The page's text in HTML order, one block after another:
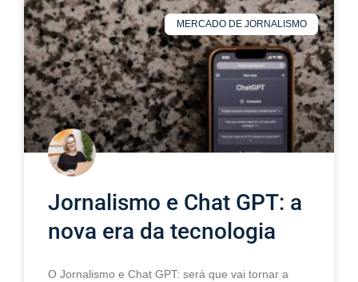
MERCADO DE JORNALISMO
Jornalismo e Chat GPT: a
nova era da tecnologia
O Jornalismo e Chat GPT: será que vai tornar a